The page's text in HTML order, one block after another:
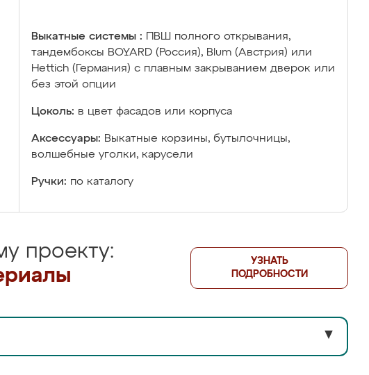
Выкатные системы :
ПВШ полного открывания,
тандембоксы BOYARD (Россия), Blum (Австрия) или
Hettich (Германия) с плавным закрыванием дверок или
без этой опции
Цоколь: в цвет фасадов или корпуса
Аксессуары: Выкатные корзины, бутылочницы,
волшебные уголки, карусели
Ручки: по каталогу
проекту:
УЗНАТЬ
ПОДРОБНОСТИ
▼